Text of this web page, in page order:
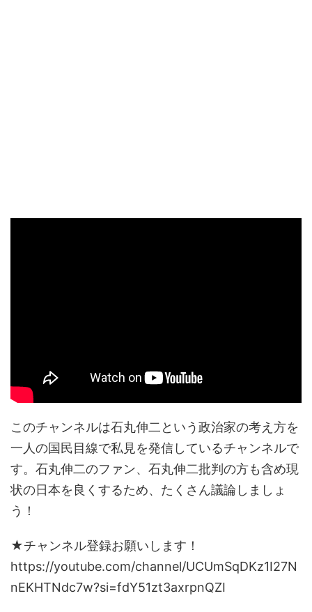
このチャンネルは石丸伸二という政治家の考え方を
一人の国民目線で私見を発信しているチャンネルで
す。石丸伸二のファン、石丸伸二批判の方も含め現
状の日本を良くするため、たくさん議論しましょ
う！
★チャンネル登録お願いします！
https://youtube.com/channel/UCUmSqDKz1I27N
nEKHTNdc7w?si=fdY51zt3axrpnQZI